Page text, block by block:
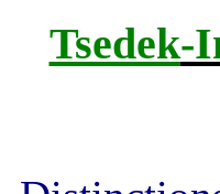
Tsedek-